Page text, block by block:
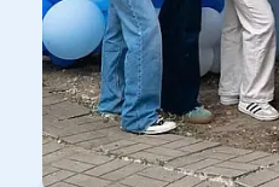
kompensation
Airways-kompensation